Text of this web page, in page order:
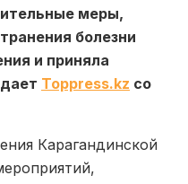
меры,
болезни
и приняла
Toppress.kz со
Карагандинской